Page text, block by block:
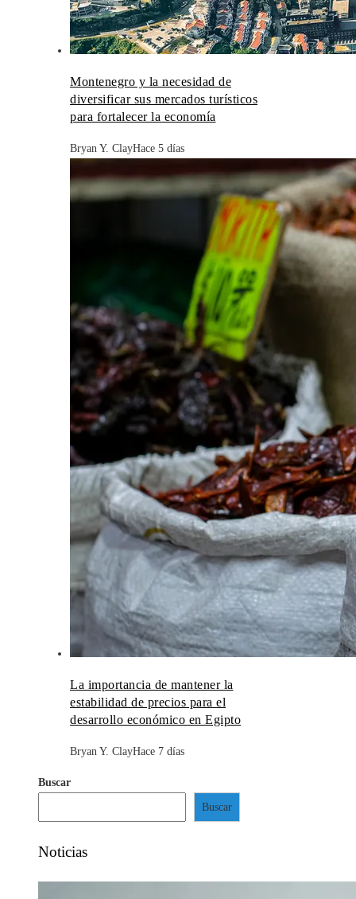
Montenegro y la necesidad de
diversificar sus mercados turísticos
para fortalecer la economía
Bryan Y. ClayHace 5 días
La importancia de mantener la
estabilidad de precios para el
desarrollo económico en Egipto
Bryan Y. ClayHace 7 días
Buscar
Buscar
Noticias